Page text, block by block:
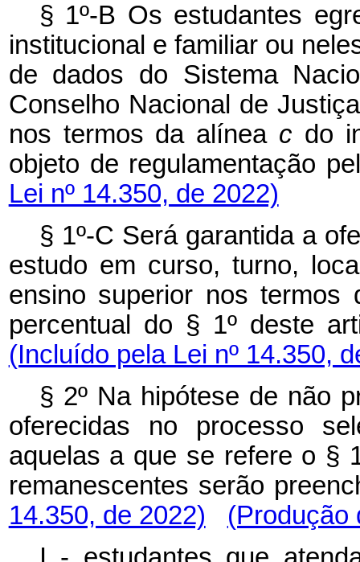
§ 1º-B Os estudantes
institucional e familiar ou
de dados do Sistema
Conselho Nacional de
nos termos da alínea c do
objeto de regulamentação
Lei nº 14.350, de 2022)
§ 1º-C Será garantida a
estudo em curso, turno,
ensino superior nos
percentual do § 1º deste
(Incluído pela Lei nº 14.350,
§ 2º Na hipótese de não
oferecidas no processo
aquelas a que se refere o §
remanescentes serão
14.350, de 2022)
(Produção